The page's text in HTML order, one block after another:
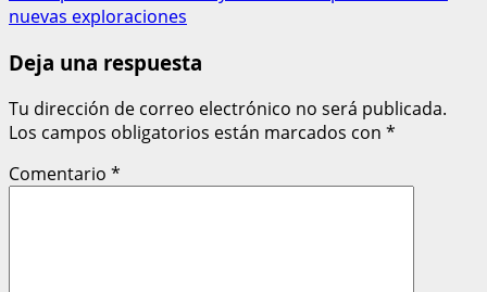
nuevas exploraciones
Deja una respuesta
Tu dirección de correo electrónico no será publicada.
Los campos obligatorios están marcados con *
Comentario *